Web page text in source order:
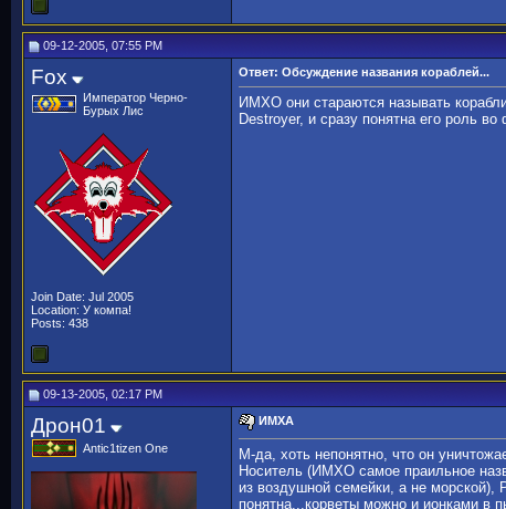
09-12-2005, 07:55 PM
Fox
Император Черно-
Бурых Лис
Join Date: Jul 2005
Location: У компа!
Posts: 438
Ответ: Обсуждение названия кораблей...
ИМХО они стараются называть
Destroyer, и сразу понятна его роль
09-13-2005, 02:17 PM
Дрон01
Antic1tizen One
ИМХА
М-да, хоть непонятно, что он
Носитель (ИМХО самое праильное
из воздушной семейки, а не морской),
понятна...корветы можно и ионками в